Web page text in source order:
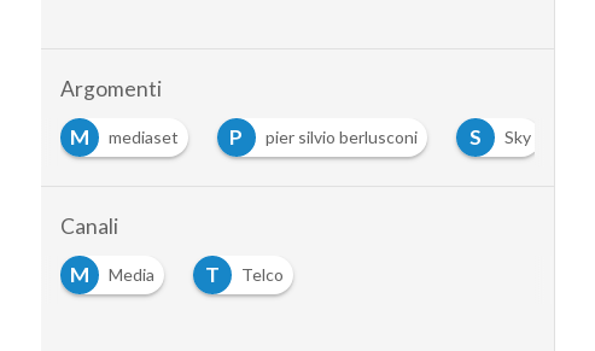
Argomenti
M mediaset P pier silvio berlusconi S Sky
Canali
M
Media T Telco